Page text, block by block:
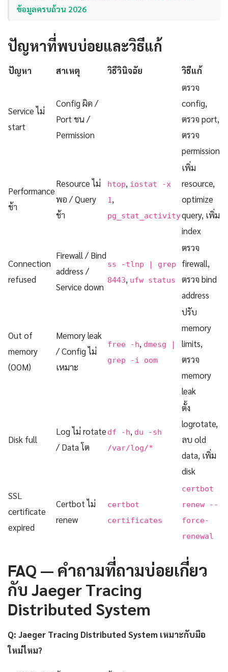
ข้อมูลครบถ้วน 2026
ปัญหาที่พบบ่อยและวิธีแก้
ปัญหา สาเหตุ วิธีวินิจฉัย วิธีแก้
Service ไม่
start
Config ผิด /
Port ชน /
Permission
ตรวจ
config,
ตรวจ port,
ตรวจ
permission
Performance
ช้า
Resource ไม่
พอ / Query
ช้า
htop, iostat -x
1 ,
pg_stat_activity
เพิ่ม
resource,
optimize
query, เพิ่ม
index
Connection
refused
Firewall / Bind
address /
Service down
ss -tlnp | grep
8443, ufw status
ตรวจ
firewall,
ตรวจ bind
address
Out of
memory
(OOM)
Memory leak
/ Config ไม่
เหมาะ
free -h, dmesg |
grep -i oom
ปรับ
memory
limits,
ตรวจ
memory
leak
Disk full
Log ไม่ rotate
/ Data โต
df -h, du -sh
/var/log/*
ตั้ง
logrotate,
ลบ old
data, เพิ่ม
disk
SSL
certificate
expired
Certbot ไม่
renew
certbot
certificates
certbot
renew --
force-
renewal
FAQ — คำถามที่ถามบ่อยเกี่ยว
กับ Jaeger Tracing
Distributed System
Q: Jaeger Tracing Distributed System เหมาะกับมือ
ใหม่ไหม?